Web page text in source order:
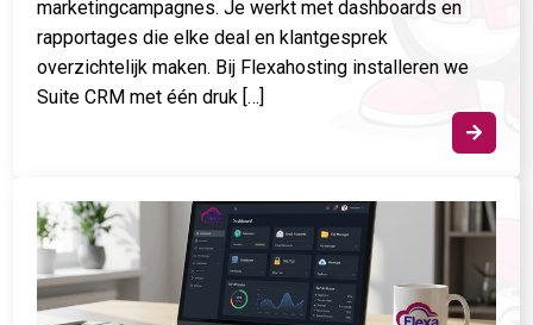
marketingcampagnes. Je werkt met dashboards en
rapportages die elke deal en klantgesprek
overzichtelijk maken. Bij Flexahosting installeren we
Suite CRM met één druk […]
